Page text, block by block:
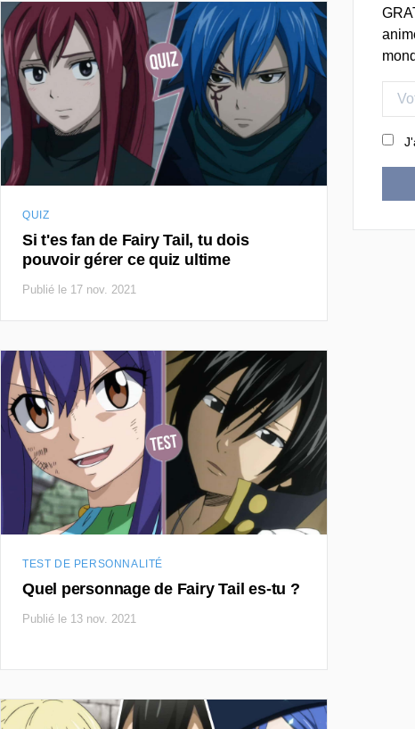
QUIZ
Si t'es fan de Fairy Tail, tu dois
pouvoir gérer ce quiz ultime
Publié le 17 nov. 2021
TEST DE PERSONNALITÉ
Quel personnage de Fairy Tail es-tu ?
Publié le 13 nov. 2021